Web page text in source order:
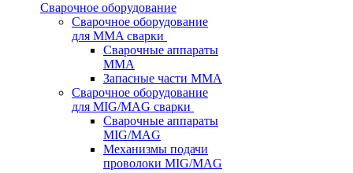
Сварочное оборудование
Сварочное оборудование
для MMA сварки
Сварочные аппараты
MMA
Запасные части MMA
Сварочное оборудование
для MIG/MAG сварки
Сварочные аппараты
MIG/MAG
Механизмы подачи
проволоки MIG/MAG